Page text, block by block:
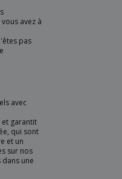
avez à
pas
avec
garantit
qui sont
et un
sur nos
une